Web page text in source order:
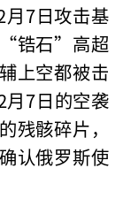
月7日攻击基
“锆石”高超
上空都被击
月7日的空袭
骸碎片，
认俄罗斯使